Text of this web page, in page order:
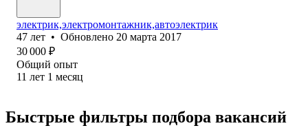
электрик,электромонтажник,автоэлектрик
47 лет • Обновлено 20 марта 2017
30 000 ₽
Общий опыт
11 лет 1 месяц
Быстрые фильтры подбора вакансий